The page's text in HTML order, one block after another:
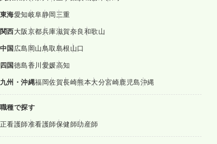
東海愛知岐阜静岡三重
関西大阪京都兵庫滋賀奈良和歌山
中国 広島 岡山鳥取島根山口
四国徳島香川 愛媛高知
九州・沖縄福岡佐賀長崎熊本大分宮崎鹿児島沖縄
職種で探す
正看護師准看護師保健師助産師